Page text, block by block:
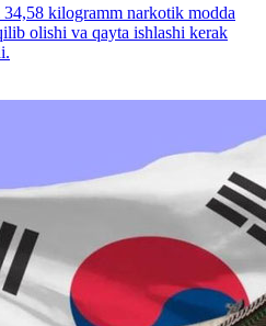
kilogramm narkotik modda
olishi va qayta ishlashi kerak